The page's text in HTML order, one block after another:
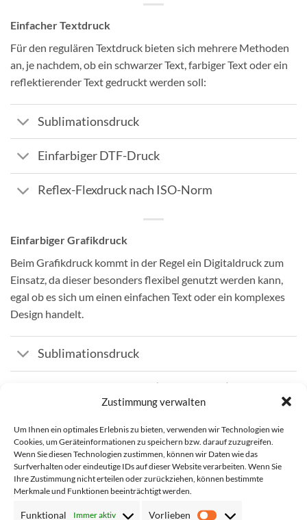
Zustimmung verwalten
Um Ihnen ein optimales Erlebnis zu bieten, verwenden wir Technologien wie
Cookies, um Geräteinformationen zu speichern bzw. darauf zuzugreifen.
Wenn Sie diesen Technologien zustimmen, können wir Daten wie das
Surfverhalten oder eindeutige IDs auf dieser Website verarbeiten. Wenn Sie
Ihre Zustimmung nicht erteilen oder zurückziehen, können bestimmte
Merkmale und Funktionen beeinträchtigt werden.
Funktional Immer aktiv Vorlieben
Einfacher Textdruck
Für den regulären Textdruck bieten sich mehrere Methoden
an, je nachdem, ob ein schwarzer Text, farbiger Text oder ein
reflektierender Text gedruckt werden soll:
Sublimationsdruck
Einfarbiger DTF-Druck
Reflex-Flexdruck nach ISO-Norm
Einfarbiger Grafikdruck
Beim Grafikdruck kommt in der Regel ein Digitaldruck zum
Einsatz, da dieser besonders flexibel genutzt werden kann,
egal ob es sich um einen einfachen Text oder ein komplexes
Design handelt.
Sublimationsdruck
Einfarbiger Siebdruck (ab 250 Stück)
Vollfarbiger Grafikdruck inkl. weißer Grundfarbe
Die Königsdisziplin stellt der vollfarbige Grafikdruck dar.
Dieser benötigt in der Regel eine weiße Basis, die dann mit
der jeweiligen Farbe überdruckt wird, soweit an der Stelle
kein Weiß zu sehen seien soll – so lassen sich selbst